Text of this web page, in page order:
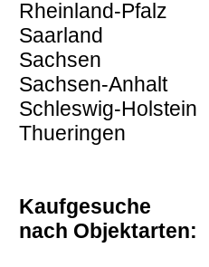
Rheinland-Pfalz
Saarland
Sachsen
Sachsen-Anhalt
Schleswig-Holstein
Thueringen
Kaufgesuche
nach Objektarten: